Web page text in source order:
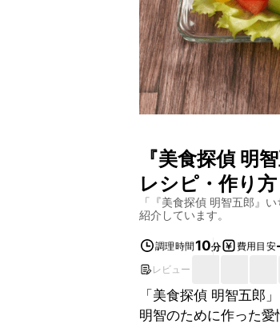
『美食探偵 明
レシピ・作り方
「 『美食探偵 明智五郎』
紹介しています。
調理時間10分 費用目安
レビュー
「美食探偵 明智五郎
明智のために作った